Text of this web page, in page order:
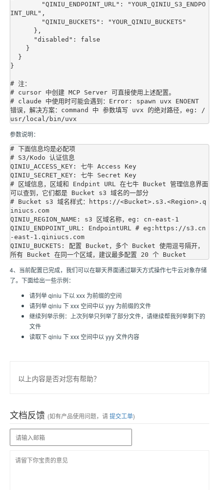
INT_URL",
}
# 注：
# cursor 中创建 MCP Server 可直接使用上述配置。
# claude 中使用时可能会遇到：Error: spawn uvx ENOENT
错误，解决方案：command 中 参数填写 uvx 的绝对路径，eg: /
参数说明：
# 下面信息均是必配项
# S3/Kodo 认证信息
QINIU_ACCESS_KEY: 七牛 Access Key
QINIU_SECRET_KEY: 七牛 Secret Key
# 区域信息，区域和 Endpint URL 在七牛 Bucket 管理信息界面
可以查到，它们都是 Bucket s3 域名的一部分
# Bucket s3 域名样式：https://<Bucket>.s3.<Region>.q
iniucs.com
QINIU_REGION_NAME: s3 区域名称，eg: cn-east-1
QINIU_ENDPOINT_URL: EndpointURL # eg:https://s3.cn
-east-1.qiniucs.com
QINIU_BUCKETS: 配置 Bucket，多个 Bucket 使用逗号隔开，
4、当前配置已完成，我们可以在聊天界面通过聊天方式操作七牛云对象存储
了。下面给出一些示例：
请列举 qiniu 下以 xxx 为前缀的空间
请列举 qiniu 下 xxx 空间中以 yyy 为前缀的文件
继续列举示例：上次列举只列举了部分文件，请继续帮我列举剩下的
文件
读取下 qiniu 下 xxx 空间中以 yyy 文件内容
以上内容是否对您有帮助？
文档反馈 (如有产品使用问题，请提交工单)